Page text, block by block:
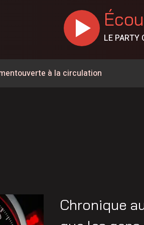
LE PARTY
à la circulation
à la circulation à la hauteur de
à pied pour parler de santé mentale
l’Opération nationale concertée
Chronique